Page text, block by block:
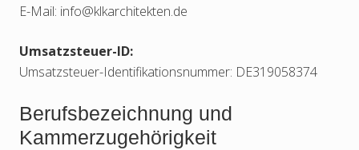
E-Mail: info@klkarchitekten.de
Umsatzsteuer-ID:
Umsatzsteuer-Identifikationsnummer: DE319058374
Berufsbezeichnung und
Kammerzugehörigkeit